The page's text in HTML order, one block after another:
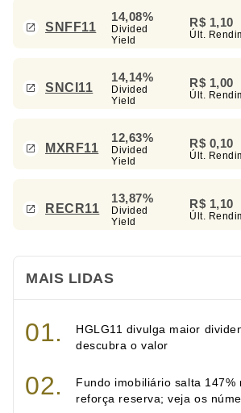
SNFF11
14,08%
Divided
Yield
R$ 1,10
Últ.
SNCI11
14,14%
Divided
Yield
R$ 1,00
Últ.
MXRF11
12,63%
Divided
Yield
R$ 0,10
Últ.
RECR11
13,87%
Divided
Yield
R$ 1,10
Últ.
MAIS LIDAS
HGLG11 divulga maior
descubra o valor
Fundo imobiliário salta 147%
reforça reserva; veja os